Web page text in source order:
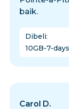
baik.
Dibeli:
10GB-7-
Carol D.